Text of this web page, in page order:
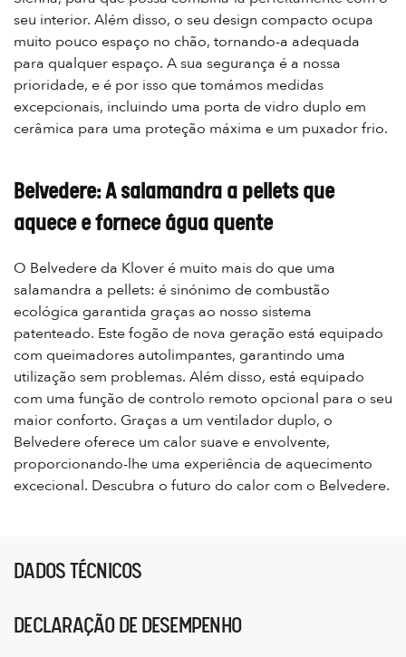
seu interior. Além disso, o seu design compacto ocupa
muito pouco espaço no chão, tornando-a adequada
para qualquer espaço. A sua segurança é a nossa
prioridade, e é por isso que tomámos medidas
excepcionais, incluindo uma porta de vidro duplo em
cerâmica para uma proteção máxima e um puxador frio.
Belvedere: A salamandra a pellets que
aquece e fornece água quente
O Belvedere da Klover é muito mais do que uma
salamandra a pellets: é sinónimo de combustão
ecológica garantida graças ao nosso sistema
patenteado. Este fogão de nova geração está equipado
com queimadores autolimpantes, garantindo uma
utilização sem problemas. Além disso, está equipado
com uma função de controlo remoto opcional para o seu
maior conforto. Graças a um ventilador duplo, o
Belvedere oferece um calor suave e envolvente,
proporcionando-lhe uma experiência de aquecimento
excecional. Descubra o futuro do calor com o Belvedere.
DADOS TÉCNICOS
DECLARAÇÃO DE DESEMPENHO